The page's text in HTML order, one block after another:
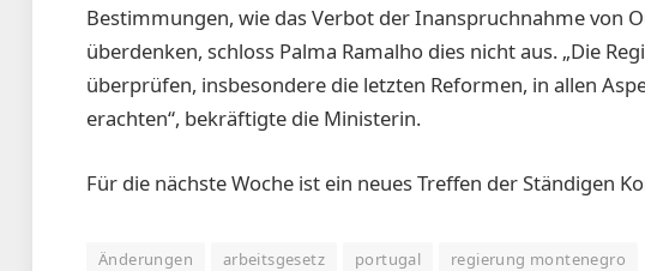
Bestimmungen, wie das Verbot der Inanspruchnahme von
überdenken, schloss Palma Ramalho dies nicht aus. „Die
überprüfen, insbesondere die letzten Reformen, in allen
erachten“, bekräftigte die Ministerin.
Für die nächste Woche ist ein neues Treffen der Ständigen
Änderungen arbeitsgesetz portugal regierung montenegro